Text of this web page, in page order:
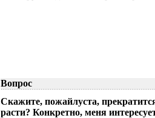
Вопрос
Скажите, пожайлуста,
расти? Конкретно, меня